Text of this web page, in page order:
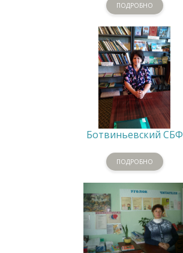
ПОДРОБНО
Ботвиньевский СБФ
ПОДРОБНО